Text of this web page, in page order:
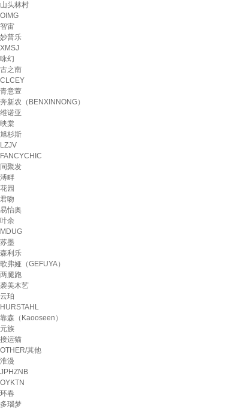
山头林村
OIMG
智宙
妙普乐
XMSJ
咏幻
古之南
CLCEY
青意萱
奔新农（BENXINNONG）
维诺亚
映棠
旭杉斯
LZJV
FANCYCHIC
同聚发
溥畔
花园
君吻
易怡奥
叶余
MDUG
苏墨
森利乐
歌弗娅（GEFUYA）
两腿跑
袭美木艺
云珀
HURSTAHL
靠森（Kaooseen）
元族
接运猫
OTHER/其他
淮漫
JPHZNB
OYKTN
环春
多瑙梦